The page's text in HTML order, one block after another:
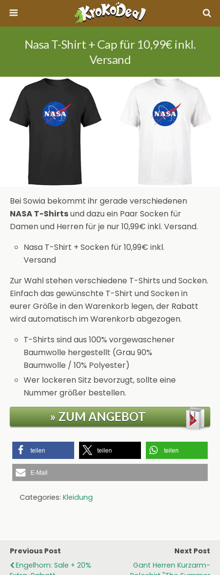
Nasa T-Shirt + Cap für 10,99€ inkl.
Versand
Bei Sowia bekommt ihr gerade verschiedenen
NASA T-Shirtsund dazu ein Paar Socken für
Damen und Herren für je nur 10,99€ inkl. Versand.
Nasa T-Shirt + Socken für 10,99€ inkl.
Versand
Zur Wahl stehen verschiedene T-Shirts und Socken.
Einfach das gewünschte T-Shirt und Socken in
eurer Größe in den Warenkorb legen, der Rabatt
wird automatisch im Warenkorb abgezogen.
T-Shirts sind aus 100% vorgewaschener
Baumwolle hergestellt (Grau 90%
Baumwolle / 10% Polyester)
Wer lockeren Sitz bevorzugt, sollte eine
Nummer größer bestellen.
» ZUM ANGEBOT
teilen teilen teilen
E-Mail
Categories: Kleidung
Previous Post
Engelhorn: Sale + 20%
Next Post
Gant Herren Kurzarm-